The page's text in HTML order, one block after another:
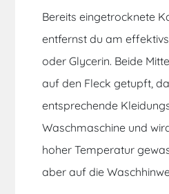
Bereits eingetrocknete
entfernst du am
oder Glycerin. Beide
auf den Fleck getupft,
entsprechende
Waschmaschine und
hoher Temperatur
aber auf die